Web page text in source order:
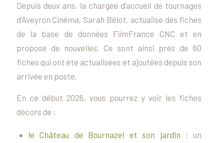
Depuis deux ans, la chargée d’accueil de tournages
d’Aveyron Cinéma, Sarah Bélot, actualise des fiches
de la base de données FilmFrance CNC et en
propose de nouvelles. Ce sont ainsi près de 60
fiches qui ont été actualisées et ajoutées depuis son
arrivée en poste.
En ce début 2026, vous pourrez y voir les fiches
décors de :
le Château de Bournazel et son jardin : un